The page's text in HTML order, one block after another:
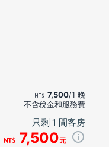
7,500/1 晚
不含稅金和服務費
只剩 1 間客房
7,500元